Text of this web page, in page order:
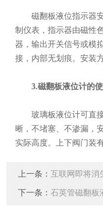
磁翻板液位指示器安
制仪表，指示器由磁性
器，输出开关信号或模
接，内部无划痕。安装
3.磁翻板液位计的
玻璃板液位计可直接
晰，不堵塞、不渗漏，
实际高度。上下阀门装
上一条： 互联网即将
下一条： 石英管磁翻板